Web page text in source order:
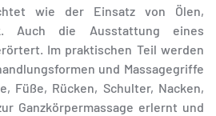
wie der Einsatz von Ölen,
Auch die Ausstattung eines
Im praktischen Teil werden
und Massagegriffe
Füße, Rücken, Schulter, Nacken,
Ganzkörpermassage erlernt und